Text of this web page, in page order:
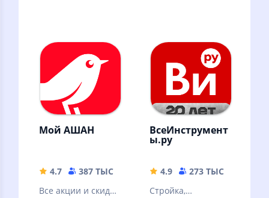
Мой АШАН
4.7 387 ТЫС
134.03 MB
Все акции и скидки
ВсеИнструмент
ы.ру
4.9 273 ТЫС
Стройка,